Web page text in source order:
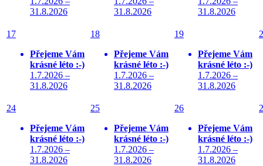
31.8.2026
31.8.2026
31.8.2026
17
Přejeme Vám
krásné léto :-)
1.7.2026 –
31.8.2026
18
Přejeme Vám
krásné léto :-)
1.7.2026 –
31.8.2026
19
Přejeme Vám
krásné léto :-)
1.7.2026 –
31.8.2026
24
Přejeme Vám
krásné léto :-)
1.7.2026 –
31.8.2026
25
Přejeme Vám
krásné léto :-)
1.7.2026 –
31.8.2026
26
Přejeme Vám
krásné léto :-)
1.7.2026 –
31.8.2026